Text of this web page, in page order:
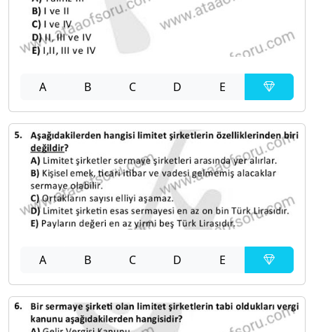
A B C D E
A B C D E